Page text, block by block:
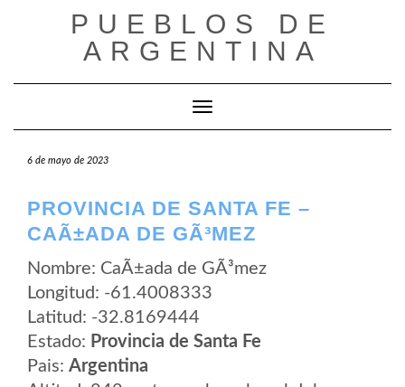
PUEBLOS DE
ARGENTINA
Cambiar modo de navegación
6 de mayo de 2023
PROVINCIA DE SANTA FE –
CAÃ±ADA DE GÃ³MEZ
Nombre: CaÃ±ada de GÃ³mez
Longitud: -61.4008333
Latitud: -32.8169444
Estado: Provincia de Santa Fe
Pais: Argentina